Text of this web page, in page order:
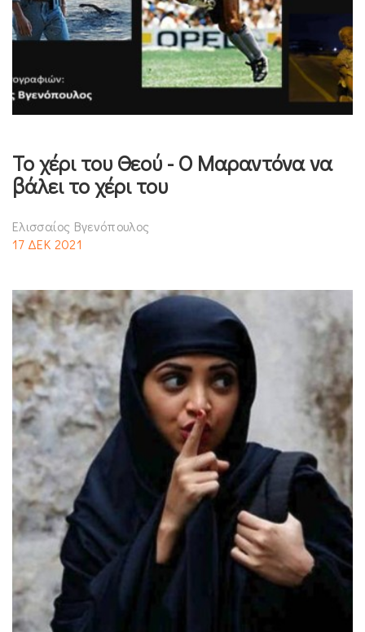
Το χέρι του Θεού - Ο Μαραντόνα να
βάλει το χέρι του
Ελισσαίος Βγενόπουλος
17 ΔΕΚ 2021